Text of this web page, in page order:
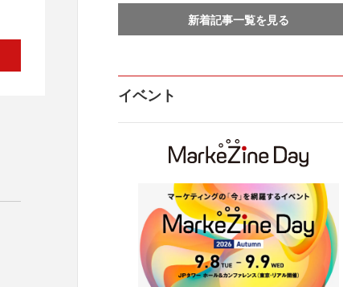
新着記事一覧を見る
イベント